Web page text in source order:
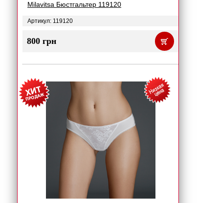
Milavitsa Бюстгальтер 119120
Артикул: 119120
800 грн